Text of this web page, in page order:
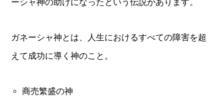
ーシャ神の助けになったという伝説があります。
ガネーシャ神とは、人生におけるすべての障害を超
えて成功に導く神のこと。
商売繁盛の神